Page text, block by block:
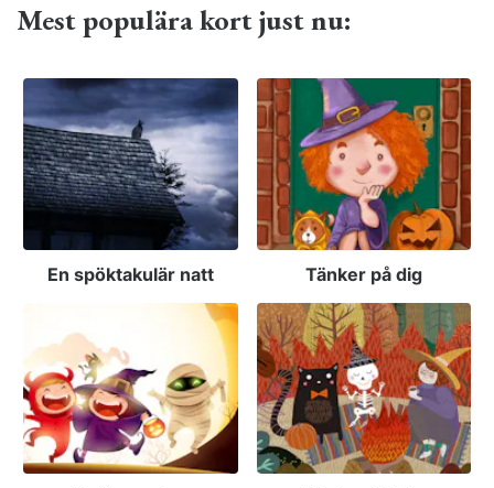
Mest populära kort just nu:
En spöktakulär natt Tänker på dig